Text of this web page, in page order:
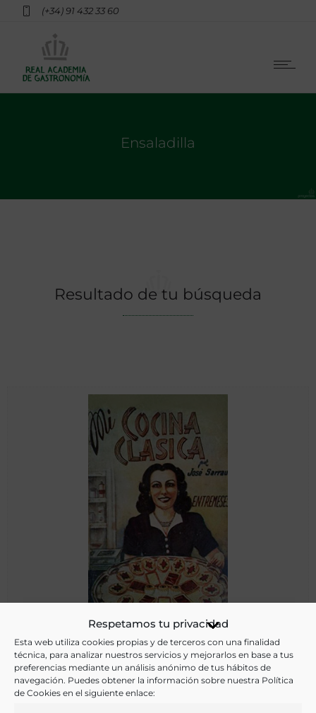
Respetamos tu privacidad
Esta web utiliza cookies propias y de terceros con una finalidad
técnica, para analizar nuestros servicios y mejorarlos en base a tus
preferencias mediante un análisis anónimo de tus hábitos de
navegación. Puedes obtener la información sobre nuestra Política
de Cookies en el siguiente enlace:
(+34) 91 432 33 60
Ensaladilla
Resultado de tu búsqueda
Mi cocina clásica: entremeses
Sarrau y Servén, José
Madrid - 1950